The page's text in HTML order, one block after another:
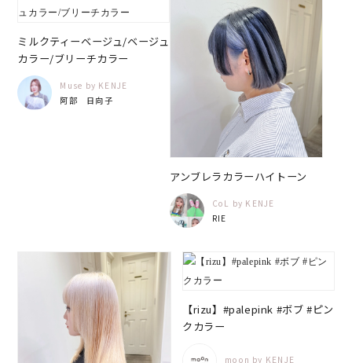
ミルクティーベージュ/ベージュ
カラー/ブリーチカラー
Muse by KENJE
阿部 日向子
アンブレラカラーハイトーン
CoL by KENJE
RIE
【rizu】#palepink #ボブ #ピン
クカラー
moon by KENJE